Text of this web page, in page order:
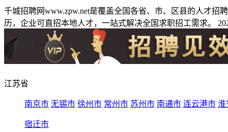
千城招聘网www.zpw.net是覆盖全国各省、市、区县的人才
历，企业可直招本地人才，一站式解决全国求职招工需求。
江苏省
南京市 无锡市 徐州市 常州市 苏州市 南通市 连云港市 淮
宿迁市